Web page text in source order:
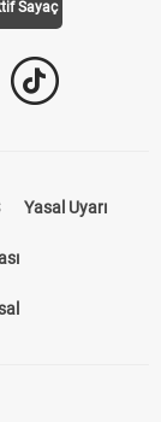
Sayaç
Yasal Uyarı